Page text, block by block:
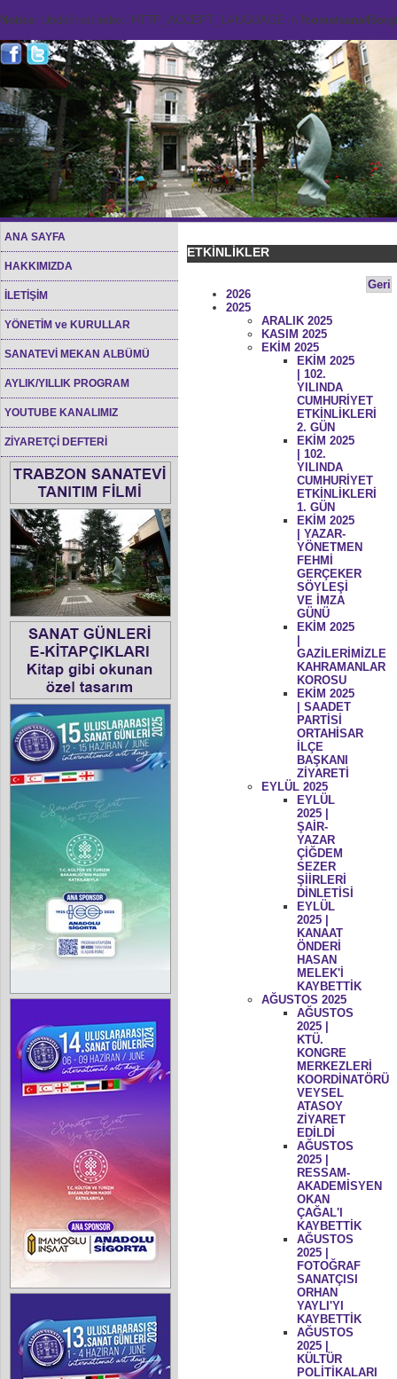
Notice: Undefined index: HTTP_ACCEPT_LANGUAGE in /home/
ANA SAYFA
HAKKIMIZDA
İLETİŞİM
YÖNETİM ve KURULLAR
SANATEVİ MEKAN ALBÜMÜ
AYLIK/YILLIK PROGRAM
YOUTUBE KANALIMIZ
ZİYARETÇİ DEFTERİ
ETKİNLİKLER
Geri
2026
2025
ARALIK 2025
KASIM 2025
EKİM 2025
EKİM 2025
| 102.
YILINDA
CUMHURİYET
ETKİNLİKLERİ
2. GÜN
EKİM 2025
| 102.
YILINDA
CUMHURİYET
ETKİNLİKLERİ
1. GÜN
EKİM 2025
| YAZAR-
YÖNETMEN
FEHMİ
GERÇEKER
SÖYLEŞİ
VE İMZA
GÜNÜ
EKİM 2025
GAZİLERİMİZLE
KAHRAMANLAR
KOROSU
EKİM 2025
| SAADET
PARTİSİ
ORTAHİSAR
İLÇE
BAŞKANI
ZİYARETİ
EYLÜL 2025
EYLÜL
2025 |
ŞAİR-
YAZAR
ÇİĞDEM
SEZER
ŞİİRLERİ
DİNLETİSİ
EYLÜL
2025 |
KANAAT
ÖNDERİ
HASAN
MELEK'İ
KAYBETTİK
AĞUSTOS 2025
AĞUSTOS
2025 |
KTÜ.
KONGRE
MERKEZLERİ
KOORDİNATÖRÜ
VEYSEL
ATASOY
ZİYARET
EDİLDİ
AĞUSTOS
2025 |
RESSAM-
AKADEMİSYEN
OKAN
ÇAĞAL'I
KAYBETTİK
AĞUSTOS
2025 |
FOTOĞRAF
SANATÇISI
ORHAN
YAYLI'YI
KAYBETTİK
AĞUSTOS
2025 |
KÜLTÜR
POLİTİKALARI